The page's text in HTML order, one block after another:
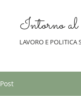
Intorno al
LAVORO E
Post